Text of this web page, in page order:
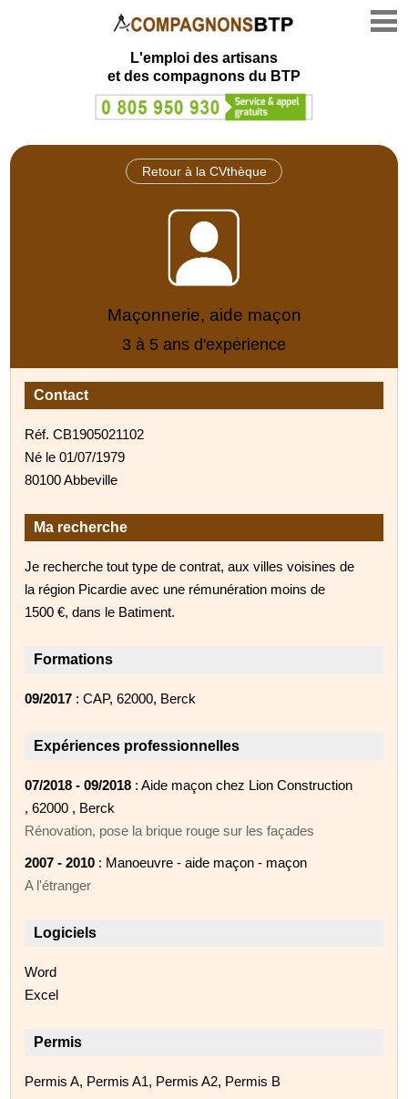
L'emploi des artisans
et des compagnons du BTP
Retour à la CVthèque
Maçonnerie, aide maçon
3 à 5 ans d'expérience
Contact
Réf. CB1905021102
Né le 01/07/1979
80100 Abbeville
Ma recherche
Je recherche tout type de contrat, aux villes voisines de
la région Picardie avec une rémunération moins de
1500 €, dans le Batiment.
Formations
09/2017 : CAP, 62000, Berck
Expériences professionnelles
07/2018 - 09/2018 : Aide maçon chez Lion Construction
, 62000 , Berck
Rénovation, pose la brique rouge sur les façades
2007 - 2010 : Manoeuvre - aide maçon - maçon
A l'étranger
Logiciels
Word
Excel
Permis
Permis A, Permis A1, Permis A2, Permis B